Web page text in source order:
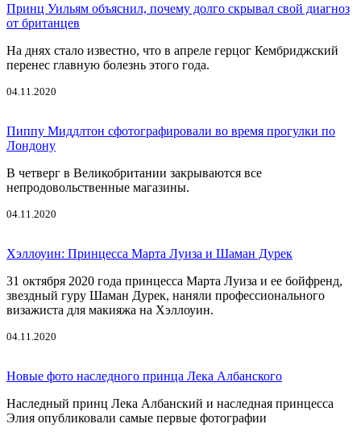
Принц Уильям объяснил, почему долго скрывал свой диагноз
от британцев
На днях стало известно, что в апреле герцог Кембриджский
перенес главную болезнь этого года.
04.11.2020
Пиппу Миддлтон сфотографировали во время прогулки по
Лондону
В четверг в Великобритании закрываются все
непродовольственные магазины.
04.11.2020
Хэллоуин: Принцесса Марта Луиза и Шаман Дурек
31 октября 2020 года принцесса Марта Луиза и ее бойфренд,
звездный гуру Шаман Дурек, наняли профессионального
визажиста для макияжа на Хэллоуин.
04.11.2020
Новые фото наследного принца Лека Албанского
Наследный принц Лека Албанский и наследная принцесса
Элия опубликовали самые первые фотографии